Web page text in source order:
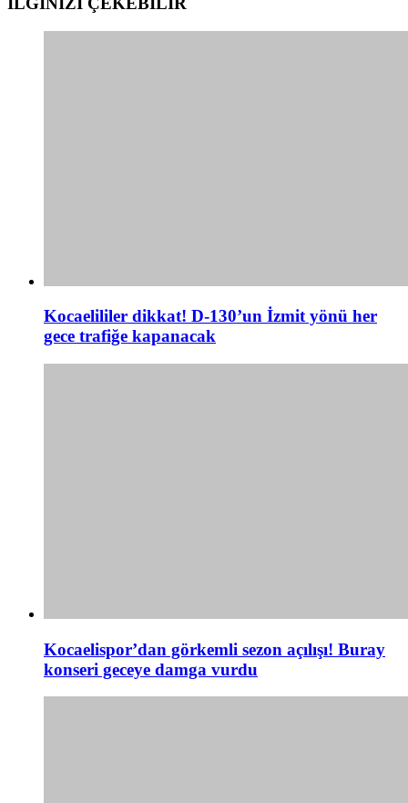
Kocaelililer dikkat! D-130’un İzmit yönü her
gece trafiğe kapanacak
Kocaelispor’dan görkemli sezon açılışı! Buray
konseri geceye damga vurdu